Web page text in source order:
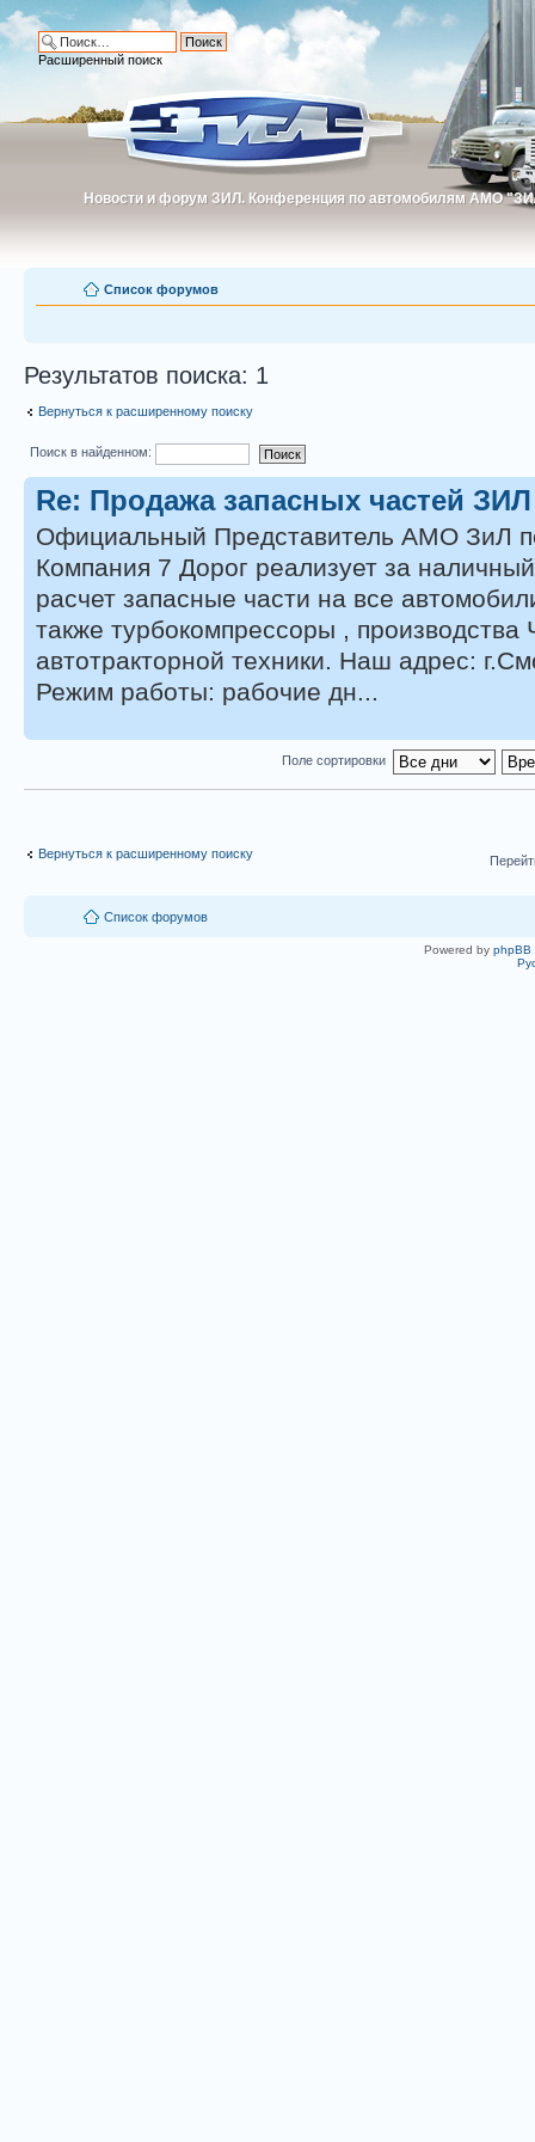
Новости и форум ЗИЛ. Конференция по автомобилям АМО
Новости и форум ЗИЛ. Конференция по автомобилям АМО
Расширенный поиск
Список форумов
Результатов поиска: 1
Вернуться к расширенному поиску
Поиск в найденном:
Re: Продажа запасных частей ЗИЛ
Официальный Представитель АМО ЗиЛ
Компания 7 Дорог реализует за
расчет запасные части на все
также турбокомпрессоры , производства
автотракторной техники. Наш адрес:
Режим работы: рабочие дн...
Поле сортировки
Вернуться к расширенному поиску
Список форумов
Powered by phpBB